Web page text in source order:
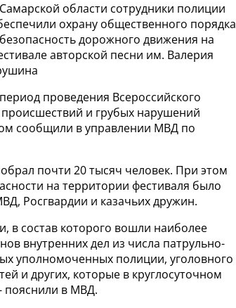
области сотрудники полиции
охрану общественного порядка
дорожного движения на
авторской песни им. Валерия
проведения Всероссийского
и грубых нарушений
сообщили в управлении МВД по
почти 20 тысяч человек. При этом
на территории фестиваля было
Росгвардии и казачьих дружин.
в состав которого вошли наиболее
внутренних дел из числа патрульно-
уполномоченных полиции, уголовного
и других, которые в круглосуточном
пояснили в МВД.